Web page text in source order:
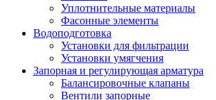
Уплотнительные материалы
Фасонные элементы
Водоподготовка
Установки для фильтрации
Установки умягчения
Запорная и регулирующая арматура
Балансировочные клапаны
Вентили запорные